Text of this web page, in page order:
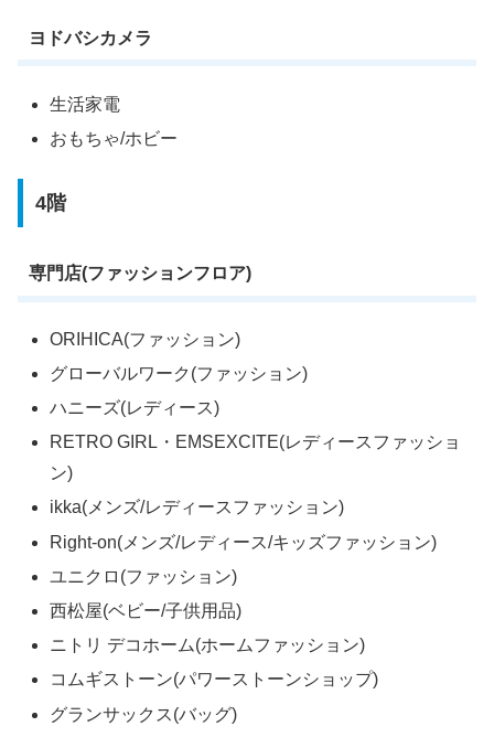
ヨドバシカメラ
生活家電
おもちゃ/ホビー
4階
専門店(ファッションフロア)
ORIHICA(ファッション)
グローバルワーク(ファッション)
ハニーズ(レディース)
RETRO GIRL・EMSEXCITE(レディースファッショ
ン)
ikka(メンズ/レディースファッション)
Right-on(メンズ/レディース/キッズファッション)
ユニクロ(ファッション)
西松屋(ベビー/子供用品)
ニトリ デコホーム(ホームファッション)
コムギストーン(パワーストーンショップ)
グランサックス(バッグ)